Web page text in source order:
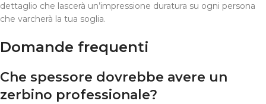
dettaglio che lascerà un’impressione duratura su ogni persona
che varcherà la tua soglia.
Domande frequenti
Che spessore dovrebbe avere un
zerbino professionale?